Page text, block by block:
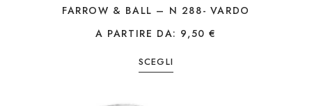
FARROW & BALL – N 288- VARDO
A PARTIRE DA: 9,50€
SCEGLI